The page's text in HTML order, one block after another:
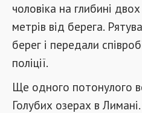
чоловіка на глибині
метрів від берега.
берег і передали
поліції.
Ще одного потонулого
Голубих озерах в